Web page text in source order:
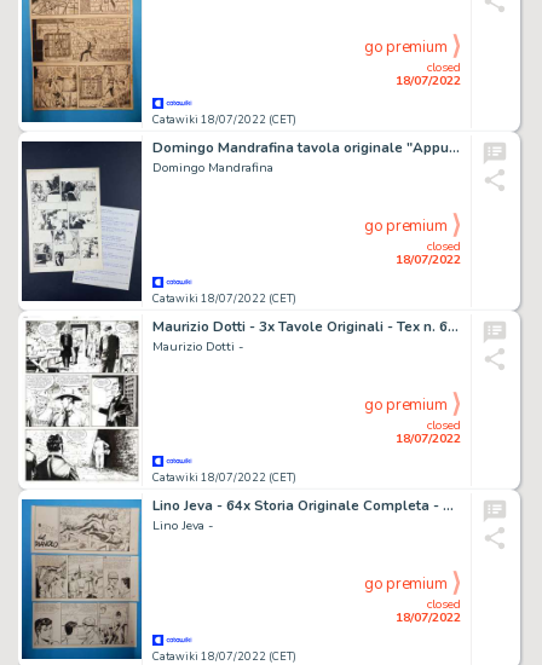
Catawiki 18/07/2022 (CET)
closed
18/07/2022
go premium
Domingo Mandrafina tavola originale "Appuntamento mancato"
Domingo Mandrafina
Catawiki 18/07/2022 (CET)
closed
18/07/2022
go premium
Maurizio Dotti - 3x Tavole Originali - Tex n. 696 - "L'ombra del maestro" - (2018)
Maurizio Dotti -
Catawiki 18/07/2022 (CET)
closed
18/07/2022
go premium
Lino Jeva - 64x Storia Originale Completa - Henry Sprint n. 11 - " Il trono del diavolo" - (1970)
Lino Jeva -
Catawiki 18/07/2022 (CET)
closed
18/07/2022
go premium